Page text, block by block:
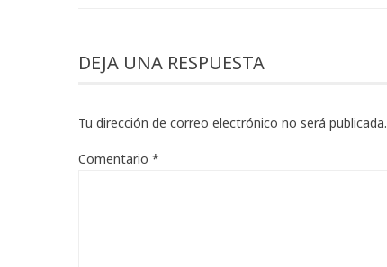
DEJA UNA RESPUESTA
Tu dirección de correo electrónico no será publicada.
Comentario *